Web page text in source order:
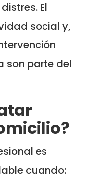
El
social y,
son parte del
es
cuando: